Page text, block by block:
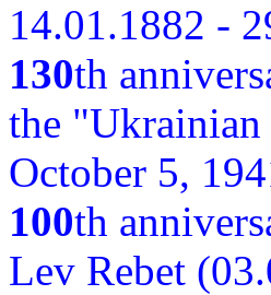
14.01.1882 -
130th
the
October 5,
100th
Lev Rebet